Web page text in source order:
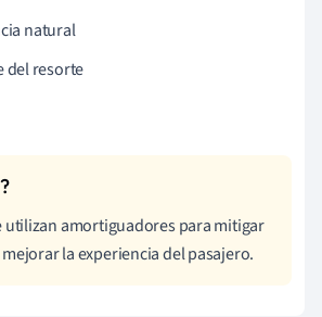
natural
del resorte
utilizan amortiguadores para mitigar
la experiencia del pasajero.